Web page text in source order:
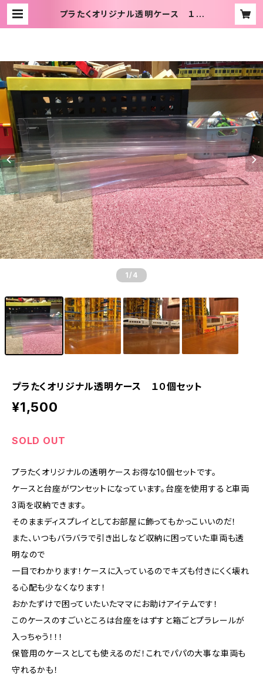
プラたくオリジナル透明ケース １０
1 /4
プラたくオリジナル透明ケース １０個セット
¥1,500
SOLD OUT
プラたくオリジナルの透明ケースお得な10個セットです。
ケースと台座がワンセットになっています。台座を使用すると車両
3両を収納できます。
そのままディスプレイとしてお部屋に飾ってもかっこいいのだ！
また、いつもバラバラで引き出しなど収納に困っていた車両も透
明なので
一目でわかります！ケースに入っているのでキズも付きにくく壊れ
る心配も少なくなります！
おかたずけで困っていたいたママにお助けアイテムです！
このケースのすごいところは台座をはずすと箱ごとプラレールが
入っちゃう！！！
保管用のケースとしても使えるのだ！これでパパの大事な車両も
守れるかも！